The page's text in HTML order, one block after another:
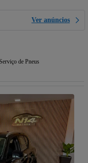
Ver anúncios
de Pneus